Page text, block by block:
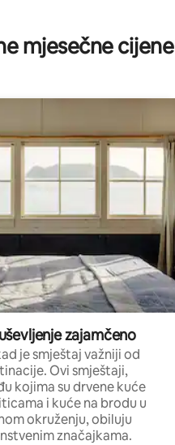
5, recenzija: 29
mjesečne cijene
zajamčeno
je smještaj važniji od
Ovi smještaji,
kojima su drvene kuće
i kuće na brodu u
okruženju, obiluju
značajkama.